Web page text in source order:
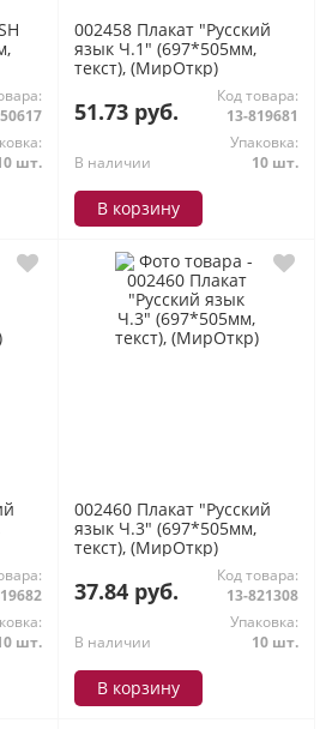
шт.
002458 Плакат "Русский
язык Ч.1" (697*505мм,
текст), (МирОткр)
51.73 руб.
Код товара:
13-819681
В наличии
Упаковка:
10 шт.
В корзину
шт.
002460 Плакат "Русский
язык Ч.3" (697*505мм,
текст), (МирОткр)
37.84 руб.
Код товара:
13-821308
В наличии
Упаковка:
10 шт.
В корзину